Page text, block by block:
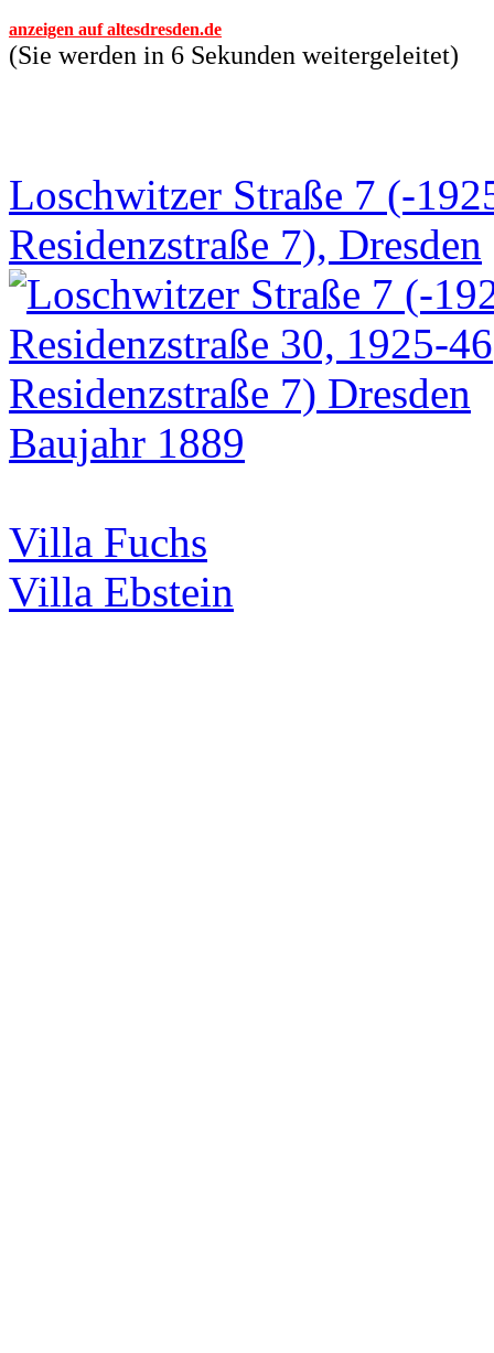
anzeigen auf altesdresden.de
(Sie werden in 6 Sekunden weitergeleitet)
Loschwitzer Straße 7 (-
Residenzstraße 7), Dresden
Baujahr 1889
Villa Fuchs
Villa Ebstein